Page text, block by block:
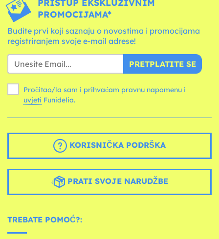
PRISTUP EKSKLUZIVNIM
PROMOCIJAMA*
Budite prvi koji saznaju o novostima i promocijama
registriranjem svoje e-mail adrese!
PRETPLATITE SE
Pročitao/la sam i prihvaćam pravnu napomenu i
uvjeti Funidelia.
KORISNIČKA PODRŠKA
PRATI SVOJE NARUDŽBE
TREBATE POMOĆ?: